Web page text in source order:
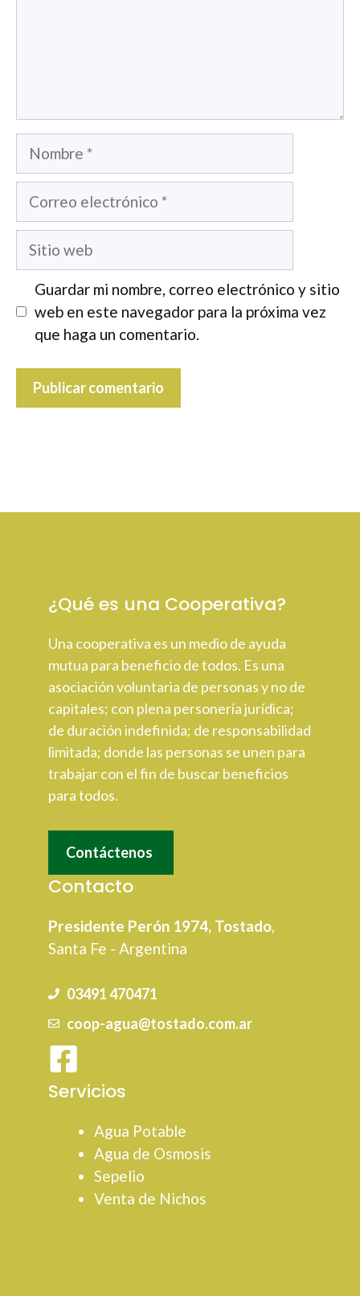
electrónico
web
Guardar mi nombre, correo electrónico y sitio
web en este navegador para la próxima vez
que haga un comentario.
¿Qué es una Cooperativa?
Una cooperativa es un medio de ayuda
mutua para beneficio de todos. Es una
asociación voluntaria de personas y no de
capitales; con plena personería jurídica;
de duración indefinida; de responsabilidad
limitada; donde las personas se unen para
trabajar con el fin de buscar beneficios
para todos.
Contáctenos
Contacto
Presidente Perón 1974, Tostado,
Santa Fe - Argentina
03491 470471
coop-agua@tostado.com.ar
Servicios
Agua Potable
Agua de Osmosis
Sepelio
Venta de Nichos